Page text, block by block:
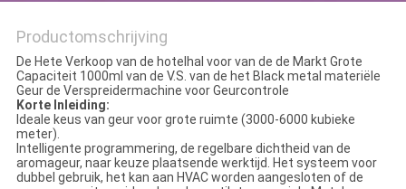
Productomschrijving
De Hete Verkoop van de hotelhal voor van de de Markt Grote
Capaciteit 1000ml van de V.S. van de het Black metal materiële
Geur de Verspreidermachine voor Geurcontrole
Korte Inleiding:
Ideale keus van geur voor grote ruimte (3000-6000 kubieke
meter).
Intelligente programmering, de regelbare dichtheid van de
aromageur, naar keuze plaatsende werktijd. Het systeem voor
dubbel gebruik, het kan aan HVAC worden aangesloten of de